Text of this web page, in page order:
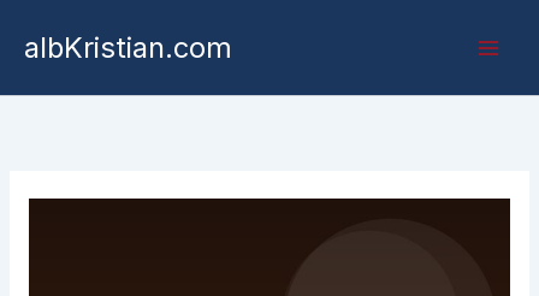
albKristian.com